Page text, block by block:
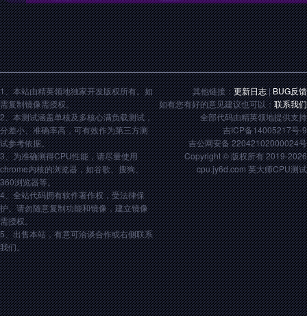
1、本站由精英领地独家开发版权所有。如
需复制镜像需授权。
2、本测试涵盖单核及多核心满负载测试，
分差小、准确率高，可有效作为第三方测
试参考依据。
3、为准确测得CPU性能，请尽量使用
chrome内核的浏览器，如谷歌、搜狗、
360浏览器等。
4、全站代码拥有软件著作权，受法律保
护。请勿随意复制功能和镜像，建立镜像
需授权。
5、出售本站，有意可洽谈合作或右侧联系
我们。
其他链接：更新日志|BUG反馈
如有您有好的意见建议也可以：联系我们
全部代码由精英领地提供支持
吉ICP备14005217号-9
吉公网安备 22042102000024号
Copyright © 版权所有 2019-2026
cpu.jy6d.com 英大师CPU测试